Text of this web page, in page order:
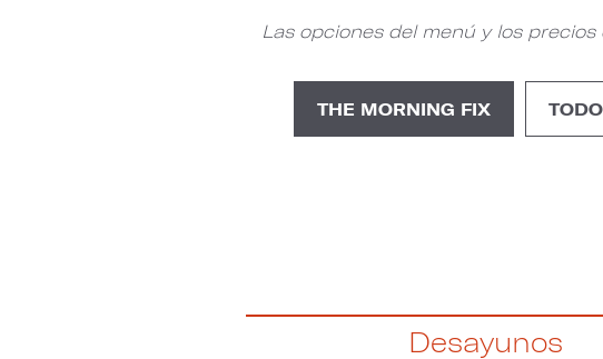
Las opciones del menú y los
THE MORNING FIX
Desayunos